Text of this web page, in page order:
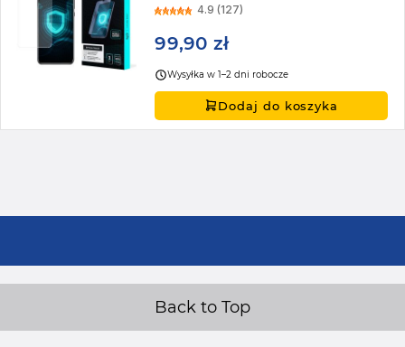
4.9 (127)
99,90 zł
Wysyłka w 1–2 dni robocze
Dodaj do koszyka
Back to Top